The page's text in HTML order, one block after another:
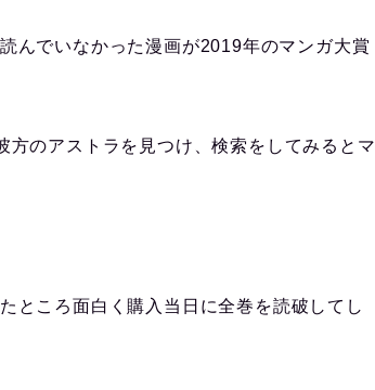
んでいなかった漫画が2019年のマンガ大賞
のアストラを見つけ、検索をしてみるとマ
ところ面白く購入当日に全巻を読破してし